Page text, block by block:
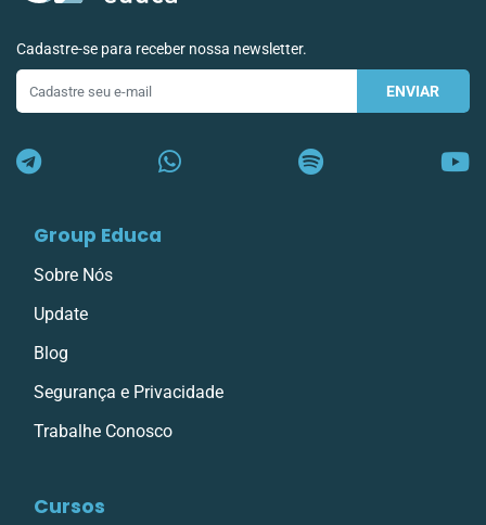
Cadastre-se para receber nossa newsletter.
ENVIAR
Group Educa
Sobre Nós
Update
Blog
Segurança e Privacidade
Trabalhe Conosco
Cursos